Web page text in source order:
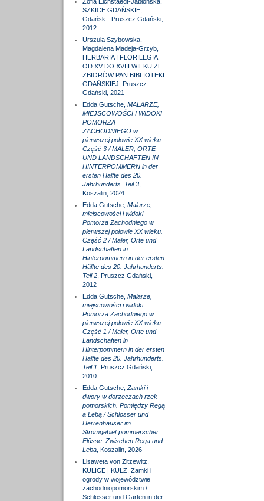
SZKICE GDAŃSKIE,
Gdańsk - Pruszcz Gdański,
2012
Urszula Szybowska,
Magdalena Madeja-Grzyb,
HERBARIA I FLORILEGIA
OD XV DO XVIII WIEKU ZE
ZBIORÓW PAN BIBLIOTEKI
GDAŃSKIEJ, Pruszcz
Gdański, 2021
Edda Gutsche, MALARZE,
MIEJSCOWOŚCI I WIDOKI
POMORZA
ZACHODNIEGO w
pierwszej połowie XX wieku.
Część 3 / MALER, ORTE
UND LANDSCHAFTEN IN
HINTERPOMMERN in der
ersten Hälfte des 20.
Jahrhunderts. Teil 3,
Koszalin, 2024
Edda Gutsche, Malarze,
miejscowości i widoki
Pomorza Zachodniego w
pierwszej połowie XX wieku.
Część 2 / Maler, Orte und
Landschaften in
Hinterpommern in der ersten
Hälfte des 20. Jahrhunderts.
Teil 2, Pruszcz Gdański,
2012
Edda Gutsche, Malarze,
miejscowości i widoki
Pomorza Zachodniego w
pierwszej połowie XX wieku.
Część 1 / Maler, Orte und
Landschaften in
Hinterpommern in der ersten
Hälfte des 20. Jahrhunderts.
Teil 1 , Pruszcz Gdański,
2010
Edda Gutsche, Zamki i
dwory w dorzeczach rzek
pomorskich. Pomiędzy Regą
a Łebą / Schlösser und
Herrenhäuser im
Stromgebiet pommerscher
Flüsse. Zwischen Rega und
Leba, Koszalin, 2026
Lisaweta von Zitzewitz,
KULICE | KÜLZ. Zamki i
ogrody w województwie
zachodniopomorskim /
Schlösser und Gärten in der